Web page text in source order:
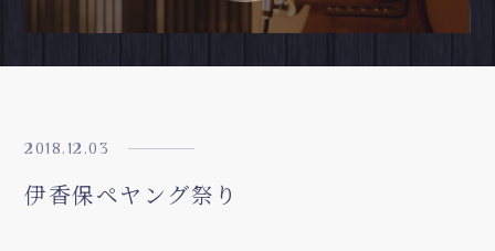
2018.12.03
伊香保ペヤング祭り